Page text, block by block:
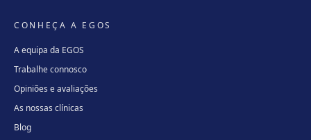
CONHEÇA A EGOS
A equipa da EGOS
Trabalhe connosco
Opiniões e avaliações
As nossas clínicas
Blog